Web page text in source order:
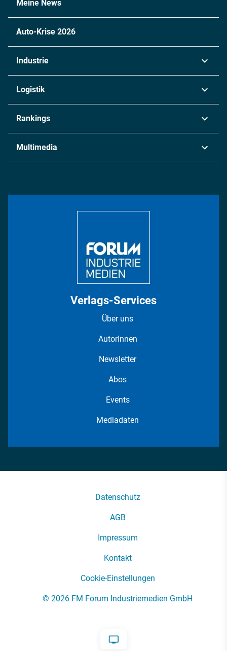
Meine News
Auto-Krise 2026
Industrie
Chemie
Metall
Energie
Logistik
Rankings
Multimedia
Verlags-Services
Über uns
AutorInnen
Newsletter
Abos
Events
Mediadaten
Datenschutz
AGB
Impressum
Kontakt
Cookie-Einstellungen
© 2026 FM Forum Industriemedien GmbH